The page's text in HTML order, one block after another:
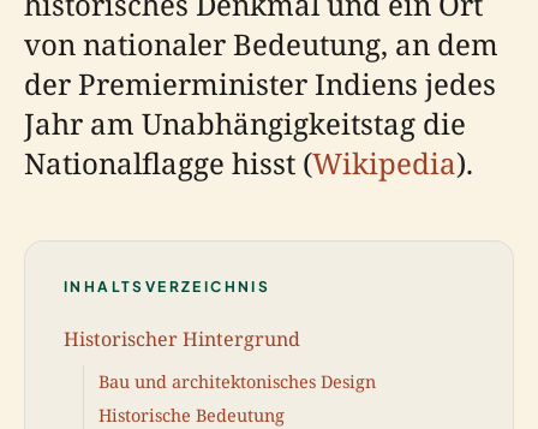
von nationaler Bedeutung, an dem
der Premierminister Indiens jedes
Jahr am Unabhängigkeitstag die
Nationalflagge hisst (Wikipedia).
INHALTSVERZEICHNIS
Historischer Hintergrund
Bau und architektonisches Design
Historische Bedeutung